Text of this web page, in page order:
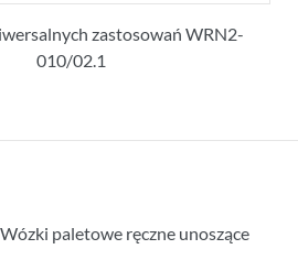
zastosowań WRN2-
010/02.1
Wózki paletowe ręczne unoszące